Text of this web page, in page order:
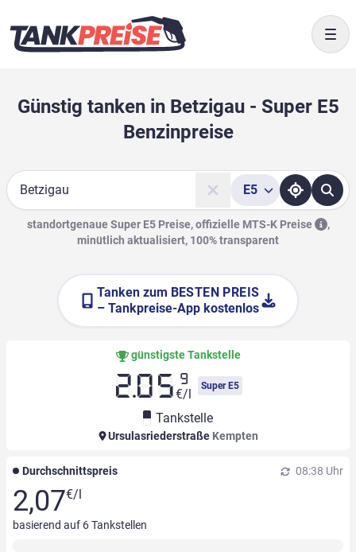
Günstig tanken in Betzigau - Super E5
Benzinpreise
Suche
E5
standortgenaue Super E5 Preise, offizielle MTS-K Preise
,
minütlich aktualisiert, 100% transparent
Tanken zum BESTEN PREIS
– Tankpreise-App kostenlos
günstigste Tankstelle
2.05 9
€/l
Super E5
Tankstelle
Ursulasriederstraße Kempten
Durchschnittspreis 08:38 Uhr
2,07€/l
basierend auf 6Tankstellen